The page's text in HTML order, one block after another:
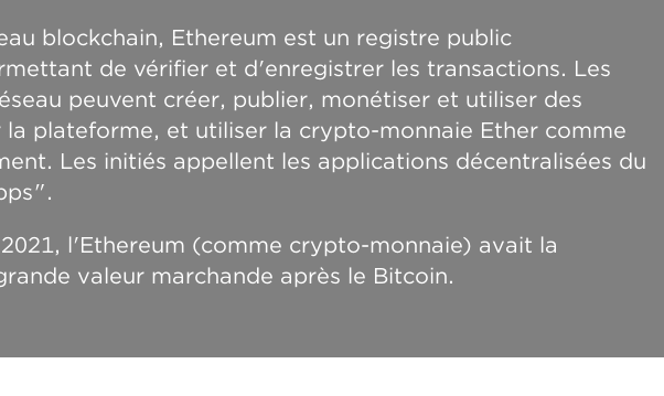
blockchain, Ethereum est un registre public
de vérifier et d'enregistrer les transactions. Les
peuvent créer, publier, monétiser et utiliser des
la plateforme, et utiliser la crypto-monnaie Ether comme
Les initiés appellent les applications décentralisées du
l'Ethereum (comme crypto-monnaie) avait la
valeur marchande après le Bitcoin.